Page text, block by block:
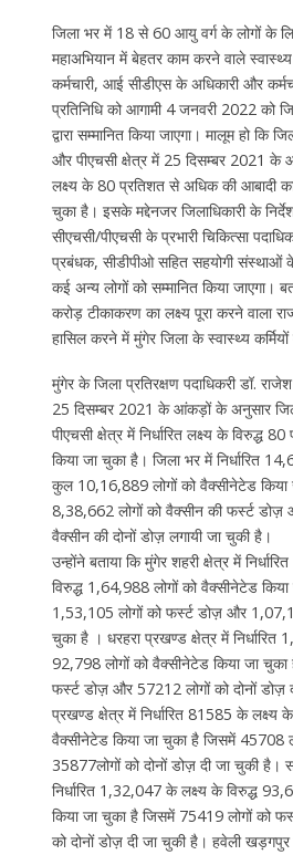
जिला भर में 18 से 60 आयु वर्ग के लोगों के
महाअभियान में बेहतर काम करने वाले
कर्मचारी, आई सीडीएस के अधिकारी और
प्रतिनिधि को आगामी 4 जनवरी 2022 को
द्वारा सम्मानित किया जाएगा। मालूम हो कि
और पीएचसी क्षेत्र में 25 दिसम्बर 2021 के
लक्ष्य के 80 प्रतिशत से अधिक की आबादी का
चुका है। इसके मद्देनजर जिलाधिकारी के
सीएचसी/पीएचसी के प्रभारी चिकित्सा
प्रबंधक, सीडीपीओ सहित सहयोगी संस्थाओं
कई अन्य लोगों को सम्मानित किया जाएगा।
करोड़ टीकाकरण का लक्ष्य पूरा करने वाला
हासिल करने में मुंगेर जिला के स्वास्थ्य
मुंगेर के जिला प्रतिरक्षण पदाधिकरी डॉ.
25 दिसम्बर 2021 के आंकड़ों के अनुसार
पीएचसी क्षेत्र में निर्धारित लक्ष्य के विरुद्ध
किया जा चुका है। जिला भर में निर्धारित
कुल 10,16,889 लोगों को वैक्सीनेटेड
8,38,662 लोगों को वैक्सीन की फर्स्ट
वैक्सीन की दोनों डोज़ लगायी जा चुकी है।
उन्होंने बताया कि मुंगेर शहरी क्षेत्र में
विरुद्ध 1,64,988 लोगों को वैक्सीनेटेड
1,53,105 लोगों को फर्स्ट डोज़ और
चुका है । धरहरा प्रखण्ड क्षेत्र में निर्धारित
92,798 लोगों को वैक्सीनेटेड किया जा
फर्स्ट डोज़ और 57212 लोगों को दोनों
प्रखण्ड क्षेत्र में निर्धारित 81585 के लक्ष्य
वैक्सीनेटेड किया जा चुका है जिसमें 45708
35877लोगों को दोनों डोज़ दी जा चुकी है।
निर्धारित 1,32,047 के लक्ष्य के विरुद्ध
किया जा चुका है जिसमें 75419 लोगों को
को दोनों डोज़ दी जा चुकी है। हवेली खड़गपुर